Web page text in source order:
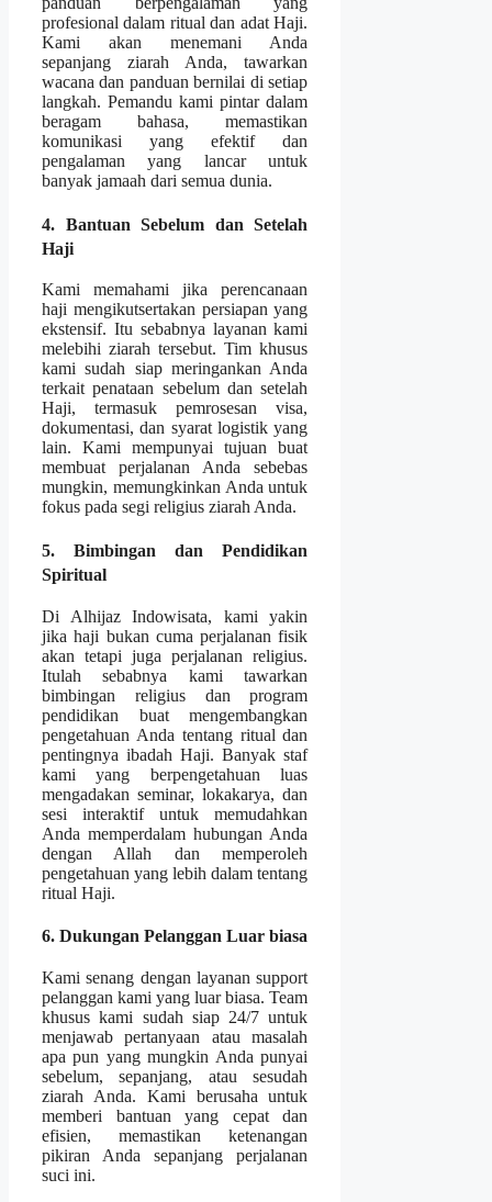
profesional dalam ritual dan adat Haji.
Kami akan menemani Anda
sepanjang ziarah Anda, tawarkan
wacana dan panduan bernilai di setiap
langkah. Pemandu kami pintar dalam
beragam bahasa, memastikan
komunikasi yang efektif dan
pengalaman yang lancar untuk
banyak jamaah dari semua dunia.
4. Bantuan Sebelum dan Setelah
Haji
Kami memahami jika perencanaan
haji mengikutsertakan persiapan yang
ekstensif. Itu sebabnya layanan kami
melebihi ziarah tersebut. Tim khusus
kami sudah siap meringankan Anda
terkait penataan sebelum dan setelah
Haji, termasuk pemrosesan visa,
dokumentasi, dan syarat logistik yang
lain. Kami mempunyai tujuan buat
membuat perjalanan Anda sebebas
mungkin, memungkinkan Anda untuk
fokus pada segi religius ziarah Anda.
5. Bimbingan dan Pendidikan
Spiritual
Di Alhijaz Indowisata, kami yakin
jika haji bukan cuma perjalanan fisik
akan tetapi juga perjalanan religius.
Itulah sebabnya kami tawarkan
bimbingan religius dan program
pendidikan buat mengembangkan
pengetahuan Anda tentang ritual dan
pentingnya ibadah Haji. Banyak staf
kami yang berpengetahuan luas
mengadakan seminar, lokakarya, dan
sesi interaktif untuk memudahkan
Anda memperdalam hubungan Anda
dengan Allah dan memperoleh
pengetahuan yang lebih dalam tentang
ritual Haji.
6. Dukungan Pelanggan Luar biasa
Kami senang dengan layanan support
pelanggan kami yang luar biasa. Team
khusus kami sudah siap 24/7 untuk
menjawab pertanyaan atau masalah
apa pun yang mungkin Anda punyai
sebelum, sepanjang, atau sesudah
ziarah Anda. Kami berusaha untuk
memberi bantuan yang cepat dan
efisien, memastikan ketenangan
pikiran Anda sepanjang perjalanan
suci ini.